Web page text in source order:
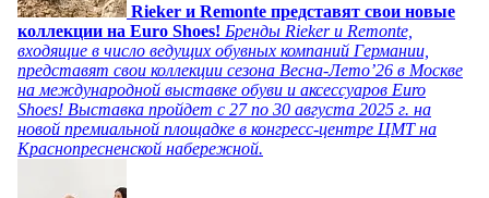
Rieker и Remonte представят свои новые
коллекции на Euro Shoes! Бренды Rieker и Remonte,
входящие в число ведущих обувных компаний Германии,
представят свои коллекции сезона Весна-Лето’26 в Москве
на международной выставке обуви и аксессуаров Euro
Shoes! Выставка пройдет c 27 по 30 августа 2025 г. на
новой премиальной площадке в конгресс-центре ЦМТ на
Краснопресненской набережной.